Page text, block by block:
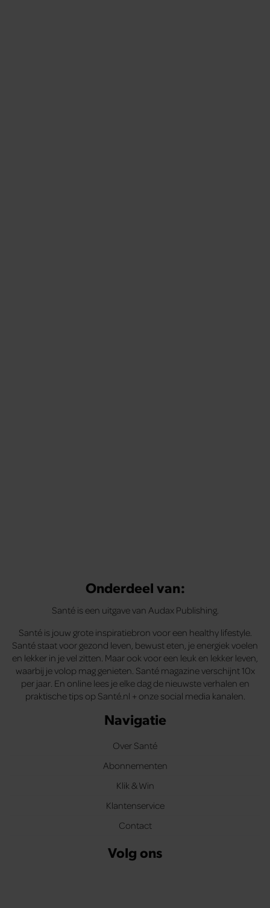
Onderdeel van:
Santé is een uitgave van Audax Publishing.
Santé is jouw grote inspiratiebron voor een healthy lifestyle.
Santé staat voor gezond leven, bewust eten, je energiek voelen
en lekker in je vel zitten. Maar ook voor een leuk en lekker leven,
waarbij je volop mag genieten. Santé magazine verschijnt 10x
per jaar. En online lees je elke dag de nieuwste verhalen en
praktische tips op Santé.nl + onze social media kanalen.
Navigatie
Over Santé
Abonnementen
Klik & Win
Klantenservice
Contact
Volg ons